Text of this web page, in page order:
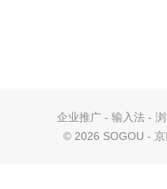
企业推广 - 输入法 -
© 2026 SOGOU -